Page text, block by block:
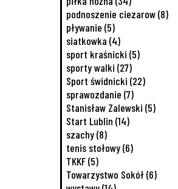
podnoszenie ciezarow(8)
pływanie (5)
siatkowka (4)
sport kraśnicki (5)
sporty walki (27)
Sport świdnicki (22)
sprawozdanie (7)
Stanisław Zalewski (5)
Start Lublin (14)
szachy(8)
tenis stołowy(6)
TKKF(5)
Towarzystwo Sokół(6)